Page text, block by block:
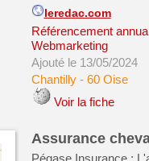
leredac.com
Référencement
Webmarketing
Ajouté le 13/05/2024
Chantilly- 60 Oise
Voir la fiche
Assurance
Pégase Insurance :